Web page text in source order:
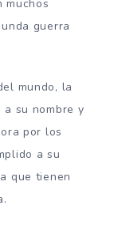
muchos
guerra
mundo, la
a su nombre y
por los
a su
que tienen